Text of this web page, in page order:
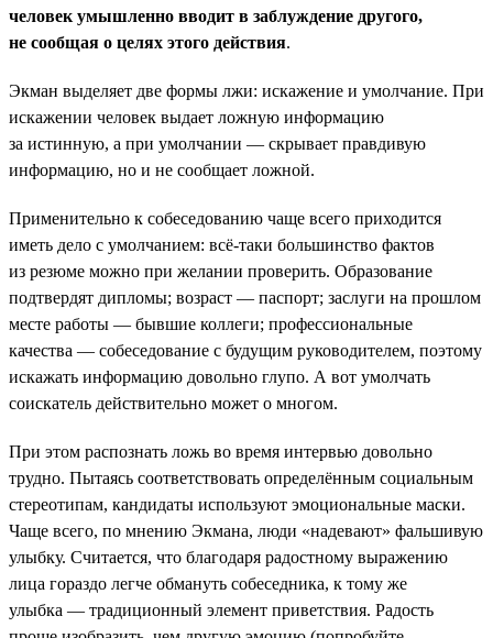
человек умышленно вводит в заблуждение другого,
не сообщая о целях этого действия.
Экман выделяет две формы лжи: искажение и умолчание. При
искажении человек выдает ложную информацию
за истинную, а при умолчании — скрывает правдивую
информацию, но и не сообщает ложной.
Применительно к собеседованию чаще всего приходится
иметь дело с умолчанием: всё-таки большинство фактов
из резюме можно при желании проверить. Образование
подтвердят дипломы; возраст — паспорт; заслуги на прошлом
месте работы — бывшие коллеги; профессиональные
качества — собеседование с будущим руководителем, поэтому
искажать информацию довольно глупо. А вот умолчать
соискатель действительно может о многом.
При этом распознать ложь во время интервью довольно
трудно. Пытаясь соответствовать определённым социальным
стереотипам, кандидаты используют эмоциональные маски.
Чаще всего, по мнению Экмана, люди «надевают» фальшивую
улыбку. Считается, что благодаря радостному выражению
лица гораздо легче обмануть собеседника, к тому же
улыбка — традиционный элемент приветствия. Радость